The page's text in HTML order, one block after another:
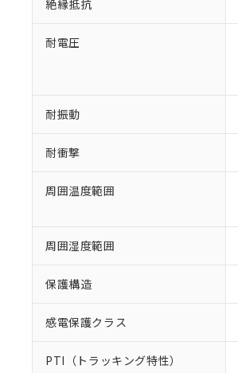
絶縁抵抗
耐電圧
耐振動
耐衝撃
周囲温度範囲
周囲湿度範囲
保護構造
感電保護クラス
PTI（トラッキング特性）